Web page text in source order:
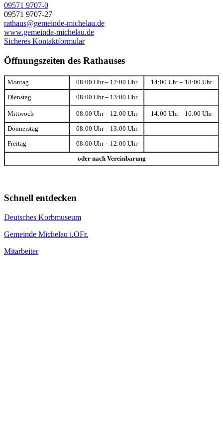
09571 9707-0
09571 9707-27
rathaus@gemeinde-michelau.de
www.gemeinde-michelau.de
Sicheres Kontaktformular
Öffnungszeiten des Rathauses
Montag 08:00 Uhr – 12:00 Uhr 14:00 Uhr – 18:00 Uhr
Dienstag 08:00 Uhr – 13:00 Uhr
Mittwoch 08:00 Uhr – 12:00 Uhr 14:00 Uhr – 16:00 Uhr
Donnerstag 08:00 Uhr – 13:00 Uhr
Freitag 08:00 Uhr – 12:00 Uhr
oder nach Vereinbarung
Schnell entdecken
Deutsches Korbmuseum
Gemeinde Michelau i.OFr.
Mitarbeiter